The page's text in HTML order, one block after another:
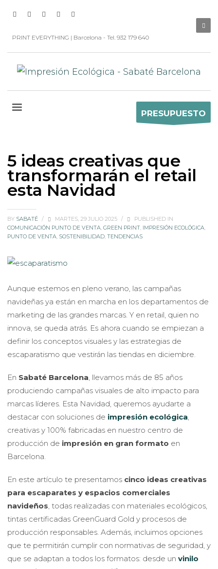
PRINT EVERYTHING | Barcelona - Tel. 932 179 640
PRESUPUESTO
5 ideas creativas que
transformarán el retail
esta Navidad
BY SABATÉ / MARTES, 29 JULIO 2025 /
PUBLISHED IN
COMUNICACIÓN PUNTO DE VENTA, GREEN PRINT, IMPRESIÓN ECOLÓGICA,
PUNTO DE VENTA, SOSTENIBILIDAD, TENDENCIAS
Aunque estemos en pleno verano, las campañas
navideñas ya están en marcha en los departamentos de
marketing de las grandes marcas. Y en retail, quien no
innova, se queda atrás. Es ahora cuando se empiezan a
definir los conceptos visuales y las estrategias de
escaparatismo que vestirán las tiendas en diciembre.
En Sabaté Barcelona , llevamos más de 85 años
produciendo campañas visuales de alto impacto para
marcas líderes. Esta Navidad, queremos ayudarte a
destacar con soluciones de impresión ecológica
creativas y 100% fabricadas en nuestro centro de
producción de impresión en gran formato en
Barcelona.
En este artículo te presentamos cinco ideas creativas
para escaparates y espacios comerciales
navideños , todas realizadas con materiales ecológicos,
tintas certificadas GreenGuard Gold y procesos de
producción responsables. Además, incluimos opciones
que te permitirán cumplir con normativas de seguridad, y
que se adaptan a todos los formatos: desde un vinilo